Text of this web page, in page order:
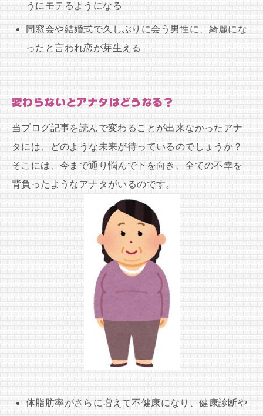
うにモテるようになる
同窓会や結婚式で久しぶりに会う男性に、綺麗にな
ったと言われ恋が芽生える
変わらないとアナタはどうなる？
当ブログ記事を読んで変わることが出来なかったアナ
タには、どのような未来が待っているのでしょうか？
そこには、今まで通り悩んで下を向き、全ての不幸を
背負ったようなアナタがいるのです。
体脂肪率がさらに増えて不健康になり、健康診断や